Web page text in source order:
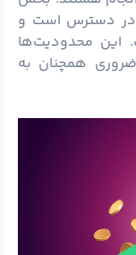
در دسترس است و
این محدودیت‌ها
همچنان به